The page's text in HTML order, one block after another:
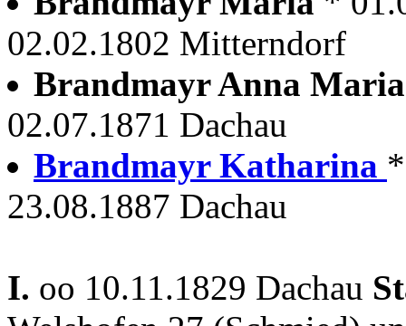
02.02.1802 Mitterndorf
Brandmayr Anna
02.07.1871 Dachau
Brandmayr Katharina
23.08.1887 Dachau
I. oo 10.11.1829 Dachau